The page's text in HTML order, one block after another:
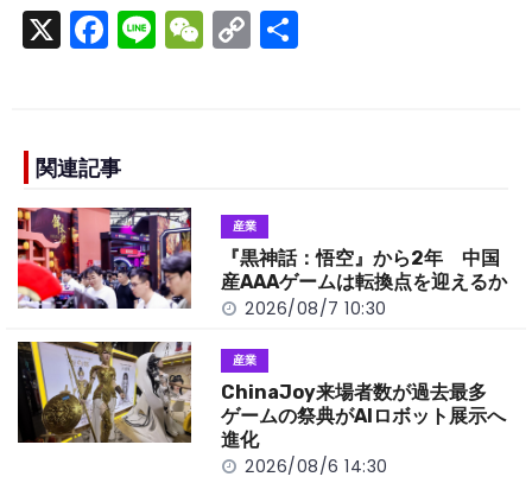
X F
a
e
b
o
o
k
Li
n
W
e
C
o
n
k
関連記事
産業
『黒神話：悟空』から2年 中国
産AAAゲームは転換点を迎えるか
2026/08/7 10:30
産業
ChinaJoy来場者数が過去最多
ゲームの祭典がAIロボット展示へ
進化
2026/08/6 14:30